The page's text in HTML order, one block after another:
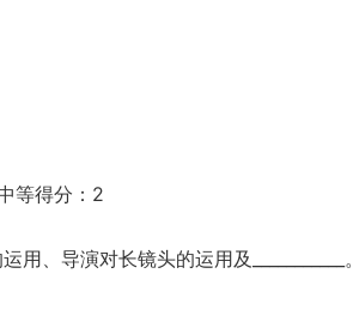
等得分：2
、导演对长镜头的运用及___________。